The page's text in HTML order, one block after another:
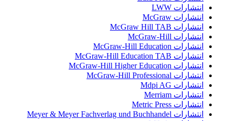
انتشارات LWW
انتشارات McGraw
انتشارات McGraw Hill TAB
انتشارات McGraw-Hill
انتشارات McGraw-Hill Education
انتشارات McGraw-Hill Education TAB
انتشارات McGraw-Hill Higher Education
انتشارات McGraw-Hill Professional
انتشارات Mdpi AG
انتشارات Merriam
انتشارات Metric Press
انتشارات Meyer & Meyer Fachverlag und Buchhandel